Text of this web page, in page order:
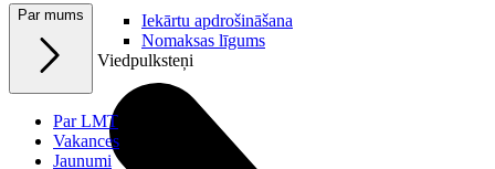
Iekārtu apdrošināšana
Nomaksas līgums
Viedpulksteņi
Par mums
Par LMT
Vakances
Jaunumi